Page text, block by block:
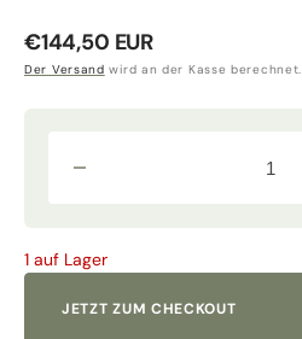
Normaler
Preis
€144,50 EUR
Der Versand wird an der Kasse berechnet.
Verringere
´Ugo“
Bolgheri
DOC
1 auf Lager
JETZT ZUM CHECKOUT